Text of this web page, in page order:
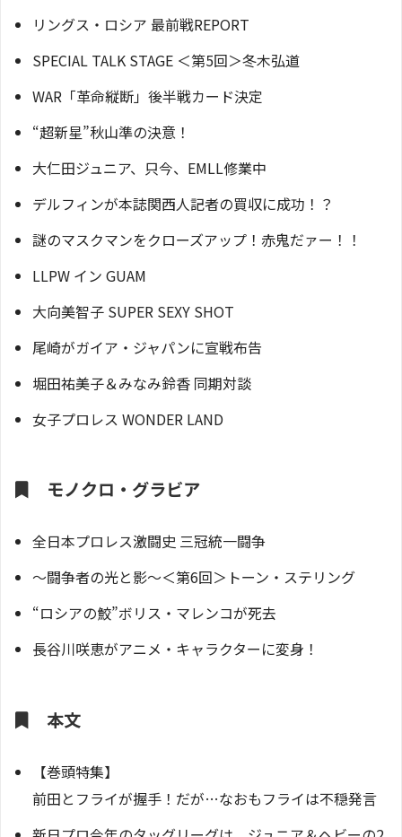
リングス・ロシア 最前戦REPORT
SPECIAL TALK STAGE ＜第5回＞冬木弘道
WAR「革命縦断」後半戦カード決定
“超新星”秋山準の決意！
大仁田ジュニア、只今、EMLL修業中
デルフィンが本誌関西人記者の買収に成功！？
謎のマスクマンをクローズアップ！赤鬼だァー！！
LLPW イン GUAM
大向美智子 SUPER SEXY SHOT
尾崎がガイア・ジャパンに宣戦布告
堀田祐美子＆みなみ鈴香 同期対談
女子プロレス WONDER LAND
モノクロ・グラビア
全日本プロレス激闘史 三冠統一闘争
～闘争者の光と影～＜第6回＞トーン・ステリング
“ロシアの鮫”ボリス・マレンコが死去
長谷川咲恵がアニメ・キャラクターに変身！
本文
【巻頭特集】
前田とフライが握手！だが…なおもフライは不穏発言